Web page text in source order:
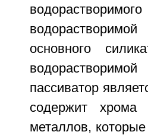
основного
пассиватор
содержит
металлов,